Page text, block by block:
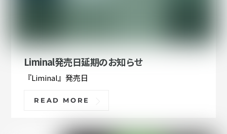
Liminal発売日延期のお知らせ
『Liminal』発売日
READ MORE